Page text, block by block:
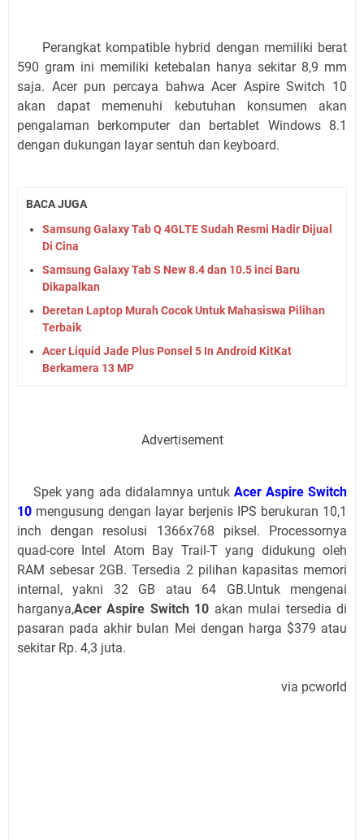
Perangkat kompatible hybrid dengan memiliki berat
590 gram ini memiliki ketebalan hanya sekitar 8,9 mm
saja. Acer pun percaya bahwa Acer Aspire Switch 10
akan dapat memenuhi kebutuhan konsumen akan
pengalaman berkomputer dan bertablet Windows 8.1
dengan dukungan layar sentuh dan keyboard.
BACA JUGA
Samsung Galaxy Tab Q 4GLTE Sudah Resmi Hadir Dijual
Di Cina
Samsung Galaxy Tab S New 8.4 dan 10.5 inci Baru
Dikapalkan
Deretan Laptop Murah Cocok Untuk Mahasiswa Pilihan
Terbaik
Acer Liquid Jade Plus Ponsel 5 In Android KitKat
Berkamera 13 MP
Advertisement
Spek yang ada didalamnya untuk Acer Aspire Switch
10 mengusung dengan layar berjenis IPS berukuran 10,1
inch dengan resolusi 1366x768 piksel. Processornya
quad-core Intel Atom Bay Trail-T yang didukung oleh
RAM sebesar 2GB. Tersedia 2 pilihan kapasitas memori
internal, yakni 32 GB atau 64 GB.Untuk mengenai
harganya,Acer Aspire Switch 10 akan mulai tersedia di
pasaran pada akhir bulan Mei dengan harga $379 atau
sekitar Rp. 4,3 juta.
via pcworld